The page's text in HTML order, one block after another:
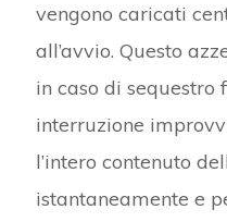
vengono caricati
all’avvio. Questo
in caso di sequestro
interruzione
l’intero contenuto
istantaneamente e